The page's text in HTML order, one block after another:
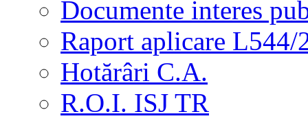
Documente interes
Raport aplicare L544/
Hotărâri C.A.
R.O.I. ISJ TR